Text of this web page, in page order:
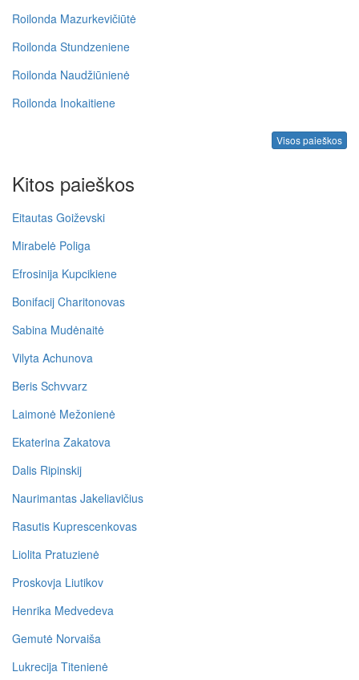
Roilonda Mazurkevičiūtė
Roilonda Stundzeniene
Roilonda Naudžiūnienė
Roilonda Inokaitiene
Visos paieškos
Kitos paieškos
Eitautas Goiževski
Mirabelė Poliga
Efrosinija Kupcikiene
Bonifacij Charitonovas
Sabina Mudėnaitė
Vilyta Achunova
Beris Schvvarz
Laimonė Mežonienė
Ekaterina Zakatova
Dalis Ripinskij
Naurimantas Jakeliavičius
Rasutis Kuprescenkovas
Liolita Pratuzienė
Proskovja Liutikov
Henrika Medvedeva
Gemutė Norvaiša
Lukrecija Titenienė